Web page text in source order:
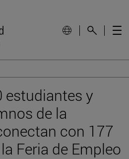
estudiantes y
de la
con 177
Feria de Empleo